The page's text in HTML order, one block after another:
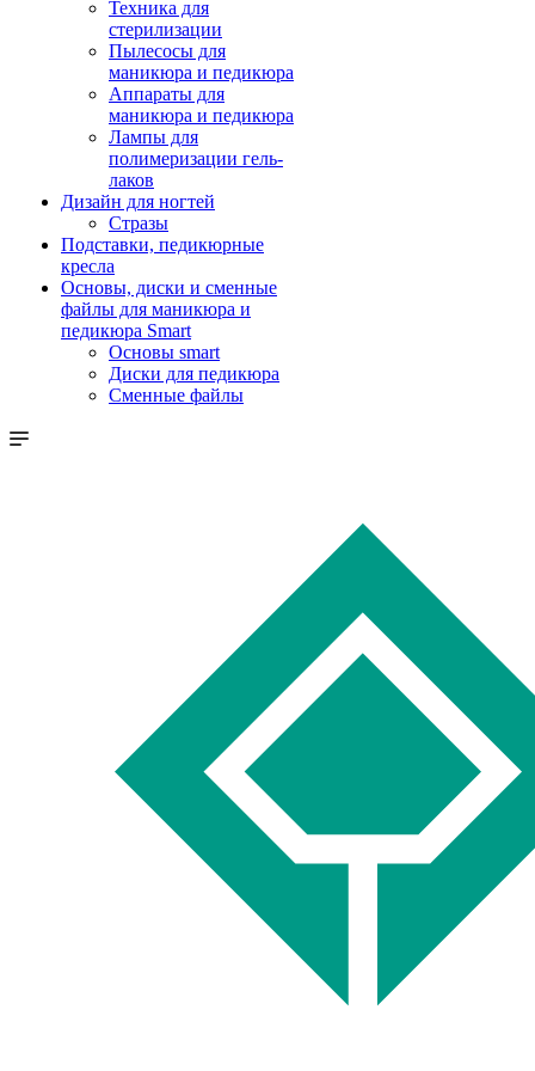
Техника для
стерилизации
Пылесосы для
маникюра и педикюра
Аппараты для
маникюра и педикюра
Лампы для
полимеризации гель-
лаков
Дизайн для ногтей
Стразы
Подставки, педикюрные
кресла
Основы, диски и сменные
файлы для маникюра и
педикюра Smart
Основы smart
Диски для педикюра
Сменные файлы